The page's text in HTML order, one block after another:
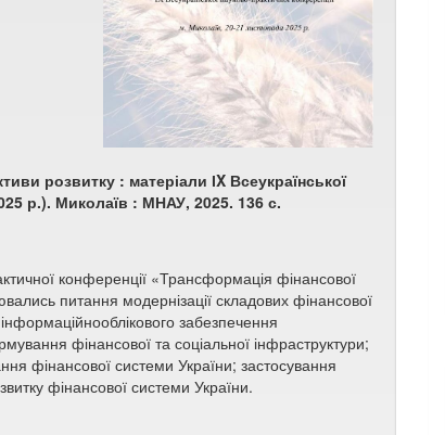
розвитку : матеріали ІX Всеукраїнської
р.). Миколаїв : МНАУ, 2025. 136 с.
конференції «Трансформація фінансової
питання модернізації складових фінансової
забезпечення
фінансової та соціальної інфраструктури;
фінансової системи України; застосування
фінансової системи України.